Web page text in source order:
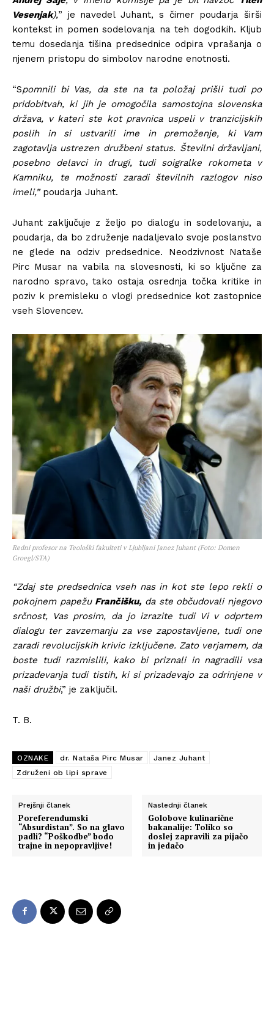
Vesenjak),” je navedel Juhant, s čimer poudarja širši
kontekst in pomen sodelovanja na teh dogodkih. Kljub
temu dosedanja tišina predsednice odpira vprašanja o
njenem pristopu do simbolov narodne enotnosti.
“Spomnili bi Vas, da ste na ta položaj prišli tudi po
pridobitvah, ki jih je omogočila samostojna slovenska
država, v kateri ste kot pravnica uspeli v tranzicijskih
poslih in si ustvarili ime in premoženje, ki Vam
zagotavlja ustrezen družbeni status. Številni državljani,
posebno delavci in drugi, tudi soigralke rokometa v
Kamniku, te možnosti zaradi številnih razlogov niso
imeli,”poudarja Juhant.
Juhant zaključuje z željo po dialogu in sodelovanju, a
poudarja, da bo združenje nadaljevalo svoje poslanstvo
ne glede na odziv predsednice. Neodzivnost Nataše
Pirc Musar na vabila na slovesnosti, ki so ključne za
narodno spravo, tako ostaja osrednja točka kritike in
poziv k premisleku o vlogi predsednice kot zastopnice
vseh Slovencev.
Redni profesor na Teološki fakulteti v Ljubljani Janez Juhant (Foto: Domen
Groegl/STA)
“Zdaj ste predsednica vseh nas in kot ste lepo rekli o
pokojnem papežu Frančišku, da ste občudovali njegovo
srčnost, Vas prosim, da jo izrazite tudi Vi v odprtem
dialogu ter zavzemanju za vse zapostavljene, tudi one
zaradi revolucijskih krivic izključene. Zato verjamem, da
boste tudi razmislili, kako bi priznali in nagradili vsa
prizadevanja tudi tistih, ki si prizadevajo za odrinjene v
naši družbi,” je zaključil.
T. B.
OZNAKE dr. Nataša Pirc Musar
Janez Juhant
Združeni ob lipi sprave
Prejšnji članek
Poreferendumski
“Absurdistan”. So na glavo
padli? “Poškodbe” bodo
trajne in nepopravljive!
Naslednji članek
Golobove kulinarične
bakanalije: Toliko so
doslej zapravili za pijačo
in jedačo